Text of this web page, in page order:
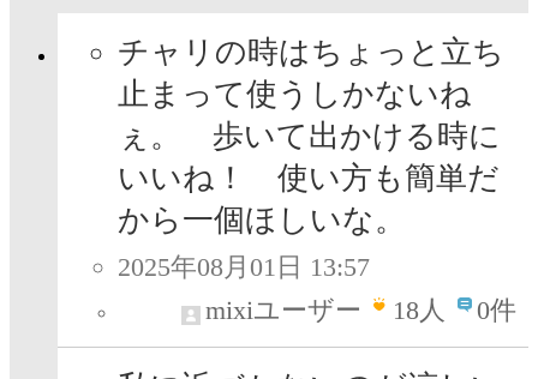
チャリの時はちょっと立ち
止まって使うしかないね
ぇ。 歩いて出かける時に
いいね！ 使い方も簡単だ
から一個ほしいな。
2025年08月01日 13:57
mixiユーザー
18人 0件